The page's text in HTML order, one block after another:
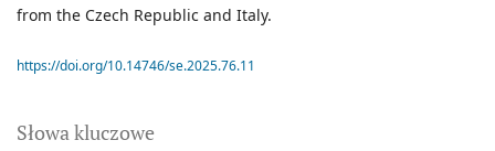
Słowa kluczowe
from the Czech Republic and Italy.
https://doi.org/10.14746/se.2025.76.11